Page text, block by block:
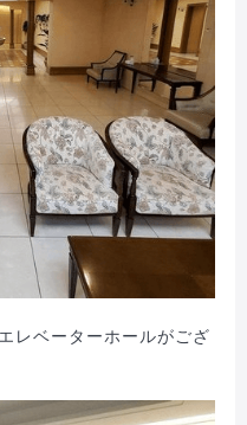
レベーターホールがござ